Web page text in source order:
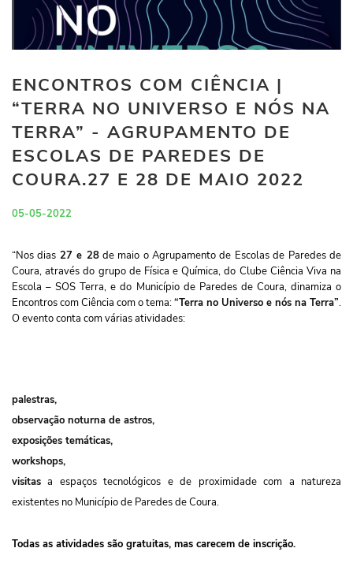
ENCONTROS COM CIÊNCIA |
“TERRA NO UNIVERSO E NÓS NA
TERRA” - AGRUPAMENTO DE
ESCOLAS DE PAREDES DE
COURA.27 E 28 DE MAIO 2022
05-05-2022
“Nos dias 27 e 28de maio o Agrupamento de Escolas de Paredes de
Coura, através do grupo de Física e Química, do Clube Ciência Viva na
Escola – SOS Terra, e do Município de Paredes de Coura, dinamiza o
Encontros com Ciência com o tema:“Terra no Universo e nós na Terra”.
O evento conta com várias atividades:
palestras,
observação noturna de astros,
exposições temáticas,
workshops,
visitas a espaços tecnológicos e de proximidade com a natureza
existentes no Município de Paredes de Coura.
Todas as atividades são gratuitas, mas carecem de inscrição.